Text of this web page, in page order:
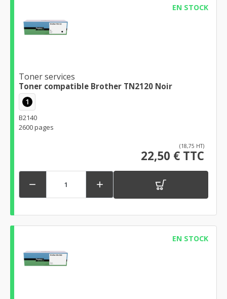
EN STOCK
Toner services
Toner compatible Brother TN2120 Noir
1
B2140
2600 pages
(18,75 HT)
22,50 € TTC
 
EN STOCK